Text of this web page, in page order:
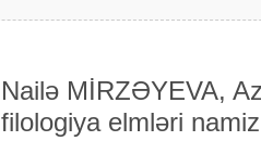
Nailə MİRZƏYEVA,
filologiya elmləri